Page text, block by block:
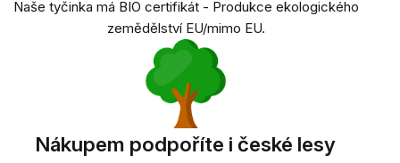
Naše tyčinka má BIO certifikát - Produkce ekologického
zemědělství EU/mimo EU.
Nákupem podpoříte i české lesy